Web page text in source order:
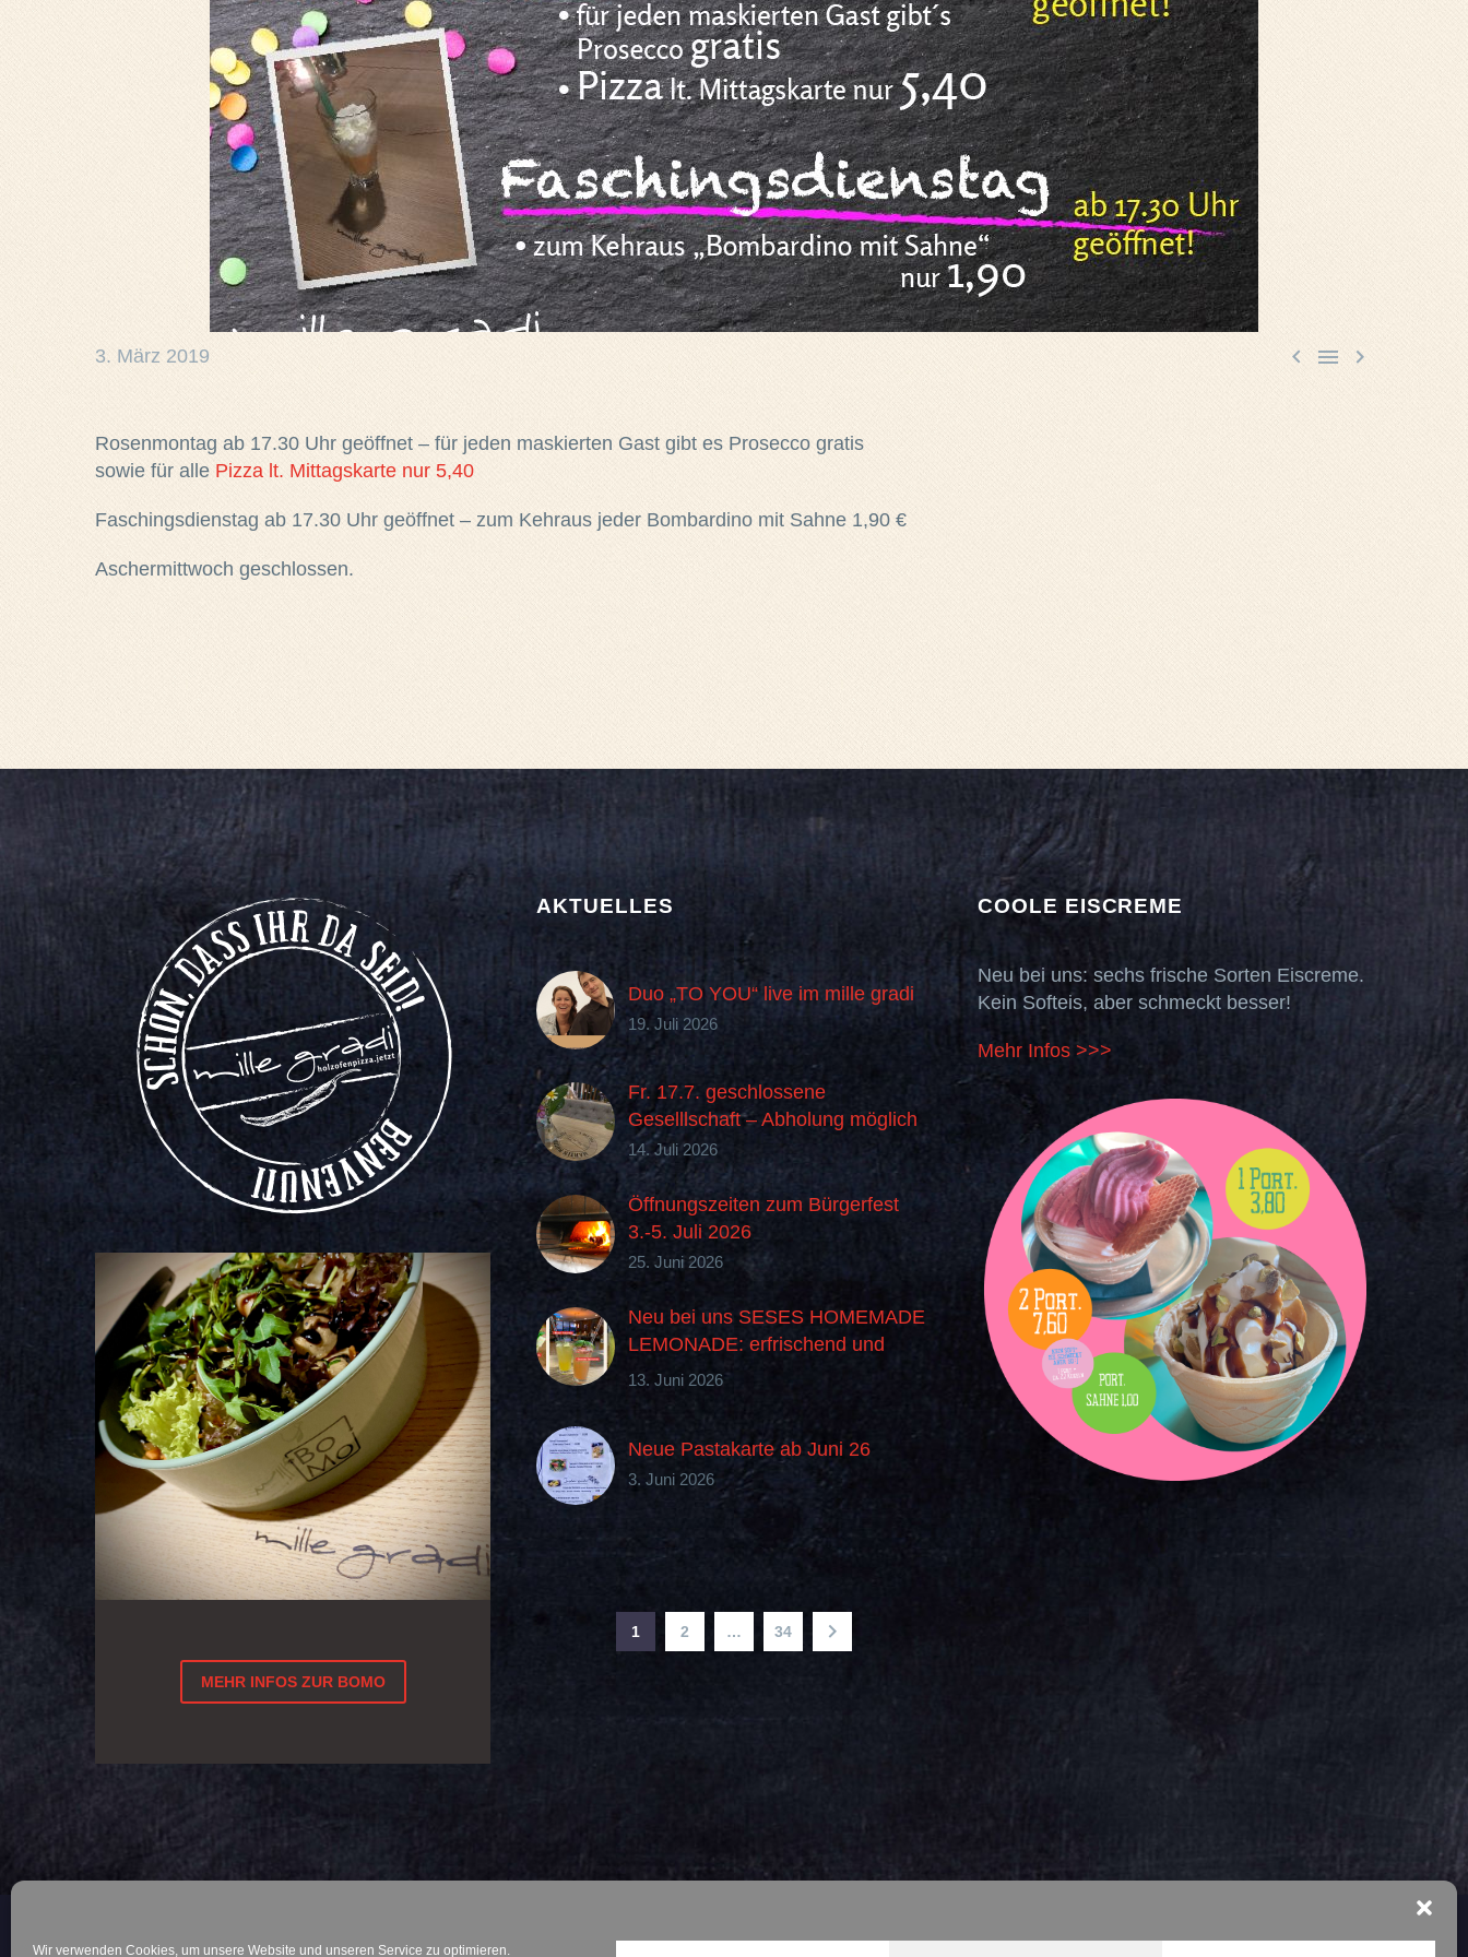
Wir verwenden Cookies, um unsere Website und unseren Service zu optimieren.
  
3. März 2019
Rosenmontag ab 17.30 Uhr geöffnet – für jeden maskierten Gast gibt es Prosecco gratis
sowie für alle Pizza lt. Mittagskarte nur 5,40
Faschingsdienstag ab 17.30 Uhr geöffnet – zum Kehraus jeder Bombardino mit Sahne 1,90 €
Aschermittwoch geschlossen.
MEHR INFOS ZUR BOMO
AKTUELLES
Duo „TO YOU“ live im mille gradi
19. Juli 2026
Fr. 17.7. geschlossene
Geselllschaft – Abholung möglich
14. Juli 2026
Öffnungszeiten zum Bürgerfest
3.-5. Juli 2026
25. Juni 2026
Neu bei uns SESES HOMEMADE
LEMONADE: erfrischend und
„buonissima“ im Geschmack
13. Juni 2026
Neue Pastakarte ab Juni 26
3. Juni 2026
1 2 … 34
COOLE EISCREME
Neu bei uns: sechs frische Sorten Eiscreme.
Kein Softeis, aber schmeckt besser!
Mehr Infos >>>